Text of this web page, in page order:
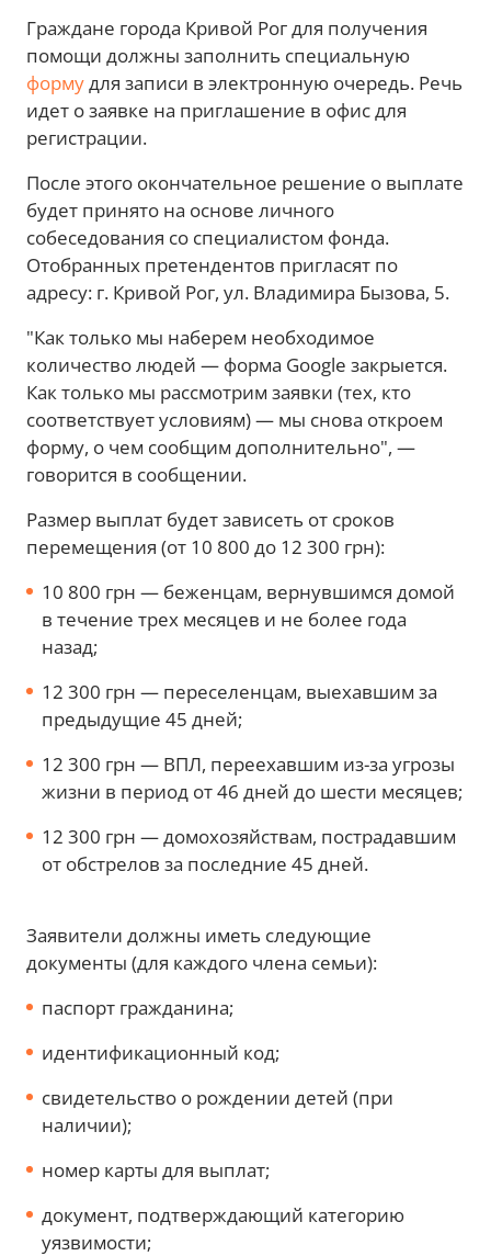
Граждане города Кривой Рог для получения
помощи должны заполнить специальную
формудля записи в электронную очередь. Речь
идет о заявке на приглашение в офис для
регистрации.
После этого окончательное решение о выплате
будет принято на основе личного
собеседования со специалистом фонда.
Отобранных претендентов пригласят по
адресу: г. Кривой Рог, ул. Владимира Бызова, 5.
"Как только мы наберем необходимое
количество людей — форма Google закрыется.
Как только мы рассмотрим заявки (тех, кто
соответствует условиям) — мы снова откроем
форму, о чем сообщим дополнительно", —
говорится в сообщении.
Размер выплат будет зависеть от сроков
перемещения (от 10 800 до 12 300 грн):
10 800 грн — беженцам, вернувшимся домой
в течение трех месяцев и не более года
назад;
12 300 грн — переселенцам, выехавшим за
предыдущие 45 дней;
12 300 грн — ВПЛ, переехавшим из-за угрозы
жизни в период от 46 дней до шести месяцев;
12 300 грн — домохозяйствам, пострадавшим
от обстрелов за последние 45 дней.
Заявители должны иметь следующие
документы (для каждого члена семьи):
паспорт гражданина;
идентификационный код;
свидетельство о рождении детей (при
наличии);
номер карты для выплат;
документ, подтверждающий категорию
уязвимости;